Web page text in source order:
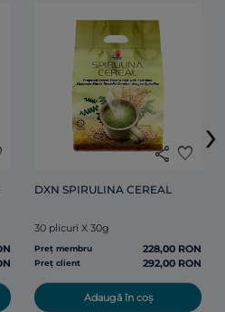
share favorite
DXN SPIRULINA CEREAL
30 plicuri X 30g
Preț membru 228,00 RON
Preț client 292,00 RON
Adaugă în coș
›